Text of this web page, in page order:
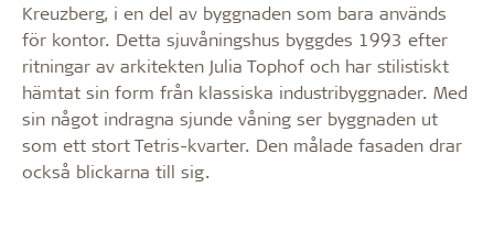
Kreuzberg, i en del av byggnaden som bara används
för kontor. Detta sjuvåningshus byggdes 1993 efter
ritningar av arkitekten Julia Tophof och har stilistiskt
hämtat sin form från klassiska industribyggnader. Med
sin något indragna sjunde våning ser byggnaden ut
som ett stort Tetris-kvarter. Den målade fasaden drar
också blickarna till sig.